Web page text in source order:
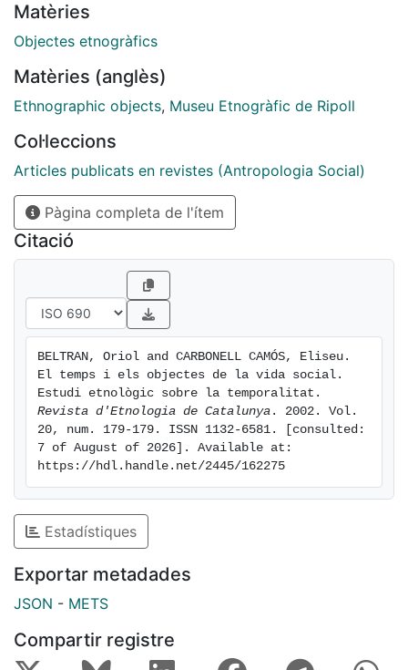
nostre país iniciada a principis del segle XX. En aquells
anys, sota l'impuls dels principis teòrics i ideològies
per Tomàs Rager començà a reunir objectes de
procedencia bàsicament ripollesa sobre temes que
artesanies del ferro i l'aram passant pels testimonis de
la historia local i la cultura material de pagesos i
pastors.
Matèries
Objectes etnogràfics
Matèries (anglès)
Ethnographic objects, Museu Etnogràfic de Ripoll
Col·leccions
Articles publicats en revistes (Antropologia Social)
Pàgina completa de l'ítem
Citació
BELTRAN, Oriol and CARBONELL CAMÓS, Eliseu.
El temps i els objectes de la vida social.
Revista d'Etnologia de Catalunya . 2002. Vol.
20, num. 179-179. ISSN 1132-6581. [consulted:
7 of August of 2026]. Available at:
https://hdl.handle.net/2445/162275
Estadístiques
Exportar metadades
JSON - METS
Compartir registre